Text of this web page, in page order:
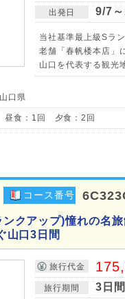
出発日 9/7
当社基準最上級Sラ
老舗「春帆楼本店」
山口を代表する観光
口県
食：1回 夕食：2回
コース番号
ンクアップ)憧れの名
山口3日間
旅行代金
旅行期間 3日間